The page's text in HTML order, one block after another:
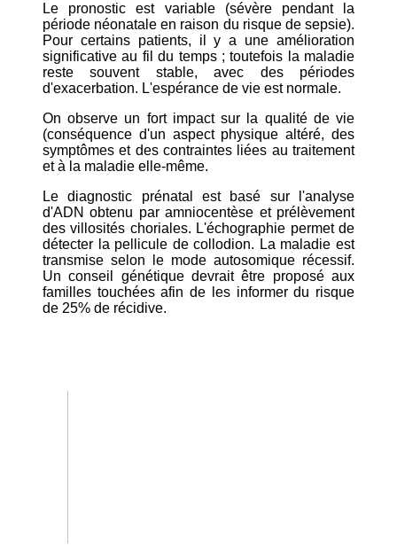
Le pronostic est variable (sévère pendant la
période néonatale en raison du risque de sepsie).
Pour certains patients, il y a une amélioration
significative au fil du temps ; toutefois la maladie
reste souvent stable, avec des périodes
d'exacerbation. L'espérance de vie est normale.
On observe un fort impact sur la qualité de vie
(conséquence d'un aspect physique altéré, des
symptômes et des contraintes liées au traitement
et à la maladie elle-même.
Le diagnostic prénatal est basé sur l'analyse
d'ADN obtenu par amniocentèse et prélèvement
des villosités choriales. L'échographie permet de
détecter la pellicule de collodion. La maladie est
transmise selon le mode autosomique récessif.
Un conseil génétique devrait être proposé aux
familles touchées afin de les informer du risque
de 25% de récidive.